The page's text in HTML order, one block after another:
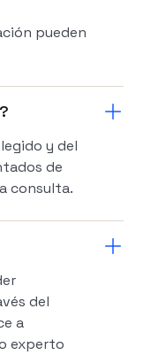
pueden
y del
de
consulta.
del
a
experto